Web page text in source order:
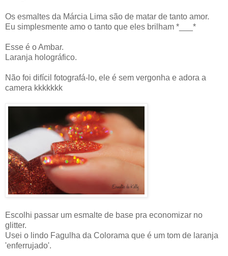
Os esmaltes da Márcia Lima são de matar de tanto amor.
Eu simplesmente amo o tanto que eles brilham *___*
Esse é o Ambar.
Laranja holográfico.
Não foi difícil fotografá-lo, ele é sem vergonha e adora a
camera kkkkkkk
Escolhi passar um esmalte de base pra economizar no
glitter.
Usei o lindo Fagulha da Colorama que é um tom de laranja
'enferrujado'.